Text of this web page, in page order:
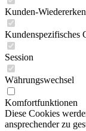
Kunden-
Kundenspezifisches
Session
Währungswechsel
Komfortfunktionen
Diese Cookies
ansprechender zu